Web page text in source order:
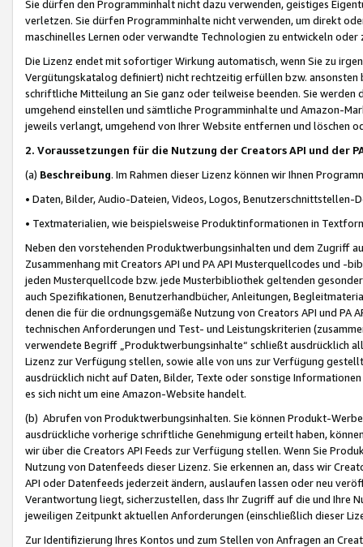
Sie dürfen den Programminhalt nicht dazu verwenden, geistiges
verletzen. Sie dürfen Programminhalte nicht verwenden, um direkt
maschinelles Lernen oder verwandte Technologien zu entwickeln
Die Lizenz endet mit sofortiger Wirkung automatisch, wenn Sie zu
Vergütungskatalog definiert) nicht rechtzeitig erfüllen bzw. ansonsten
schriftliche Mitteilung an Sie ganz oder teilweise beenden. Sie werden
umgehend einstellen und sämtliche Programminhalte und Amazon-
jeweils verlangt, umgehend von Ihrer Website entfernen und löschen
2. Voraussetzungen für die Nutzung der Creators API und der
(a) Beschreibung. Im Rahmen dieser Lizenz können wir Ihnen
• Daten, Bilder, Audio-Dateien, Videos, Logos, Benutzerschnittstellen-
• Textmaterialien, wie beispielsweise Produktinformationen in
Neben den vorstehenden Produktwerbungsinhalten und dem Zugriff
Zusammenhang mit Creators API und PA API Musterquellcodes und
jeden Musterquellcode bzw. jede Musterbibliothek geltenden
auch Spezifikationen, Benutzerhandbücher, Anleitungen,
denen die für die ordnungsgemäße Nutzung von Creators API und PA
technischen Anforderungen und Test- und Leistungskriterien
verwendete Begriff „Produktwerbungsinhalte“ schließt ausdrücklich
Lizenz zur Verfügung stellen, sowie alle von uns zur Verfügung
ausdrücklich nicht auf Daten, Bilder, Texte oder sonstige
es sich nicht um eine Amazon-Website handelt.
(b) Abrufen von Produktwerbungsinhalten. Sie können Produkt-
ausdrückliche vorherige schriftliche Genehmigung erteilt haben,
wir über die Creators API Feeds zur Verfügung stellen. Wenn Sie
Nutzung von Datenfeeds dieser Lizenz. Sie erkennen an, dass wir
API oder Datenfeeds jederzeit ändern, auslaufen lassen oder neu
Verantwortung liegt, sicherzustellen, dass Ihr Zugriff auf die und Ihre
jeweiligen Zeitpunkt aktuellen Anforderungen (einschließlich dieser
Zur Identifizierung Ihres Kontos und zum Stellen von Anfragen an